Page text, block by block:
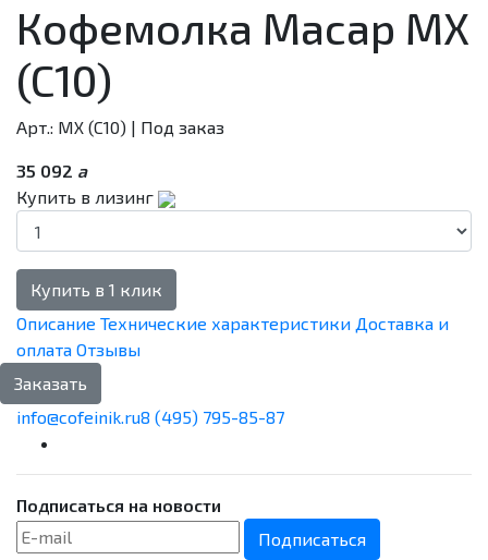
Кофемолка Macap MX
(C10)
Арт.: MX (C10) | Под заказ
35 092 a
Купить в лизинг
Купить в 1 клик
Описание Технические характеристики Доставка и
оплата Отзывы
Заказать
info@cofeinik.ru8 (495) 795-85-87
Подписаться на новости
Подписаться